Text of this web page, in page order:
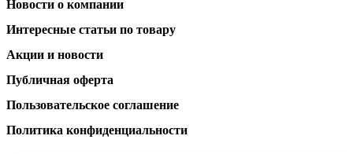
Новости о компании
Интересные статьи по товару
Акции и новости
Публичная оферта
Пользовательское соглашение
Политика конфиденциальности